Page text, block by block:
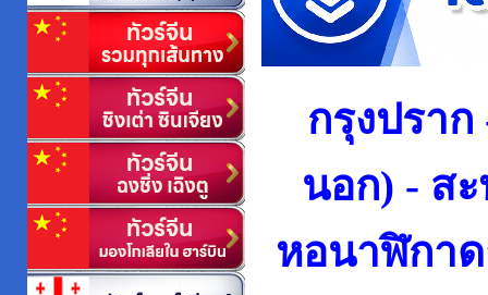
กรุงปรา
นอก) - ส
หอนาฬิกา